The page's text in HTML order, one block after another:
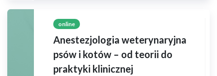
online
Anestezjologia weterynaryjna
psów i kotów – od teorii do
praktyki klinicznej